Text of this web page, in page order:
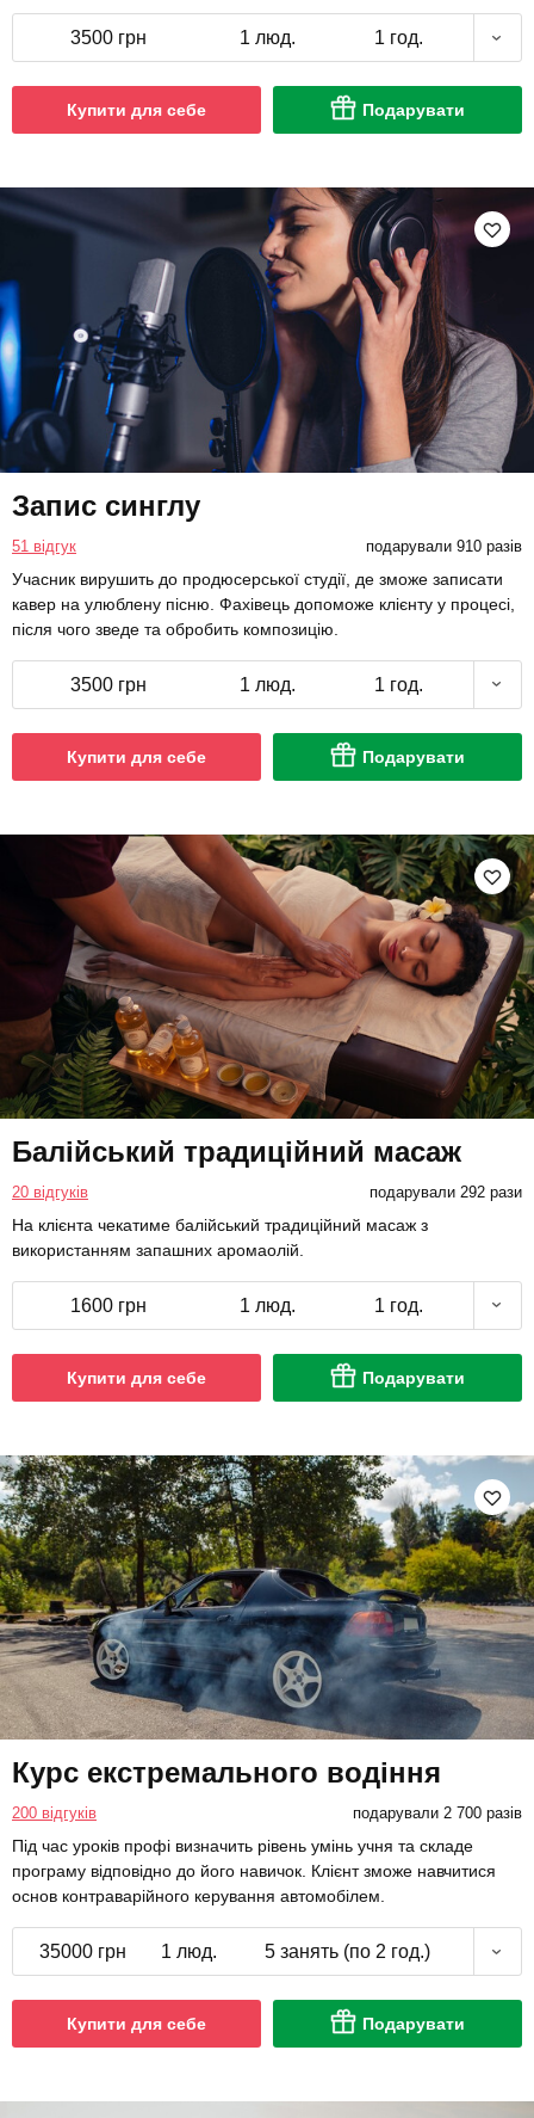
3500 грн 1 люд. 1 год.
Купити для себе Подарувати
Запис синглу
51 відгук подарували 910 разів
Учасник вирушить до продюсерської студії, де зможе записати
кавер на улюблену пісню. Фахівець допоможе клієнту у процесі,
після чого зведе та обробить композицію.
3500 грн 1 люд. 1 год.
Купити для себе Подарувати
Балійський традиційний масаж
20 відгуків подарували 292 рази
На клієнта чекатиме балійський традиційний масаж з
використанням запашних аромаолій.
1600 грн 1 люд. 1 год.
Купити для себе Подарувати
Курс екстремального водіння
200 відгуків подарували 2 700 разів
Під час уроків профі визначить рівень умінь учня та складе
програму відповідно до його навичок. Клієнт зможе навчитися
основ контраварійного керування автомобілем.
35000 грн 1 люд. 5 занять (по 2 год.)
Купити для себе Подарувати